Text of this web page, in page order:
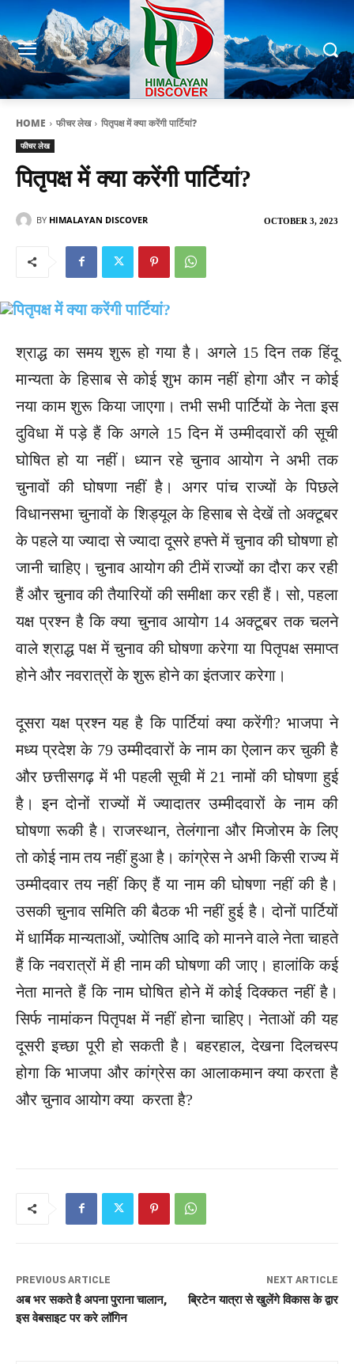
HOME फीचर लेख पितृपक्ष में क्या करेंगी पार्टियां?
फीचर लेख
पितृपक्ष में क्या करेंगी पार्टियां?
OCTOBER 3, 2023
BY HIMALAYAN DISCOVER
श्राद्ध का समय शुरू हो गया है। अगले 15 दिन तक हिंदू
मान्यता के हिसाब से कोई शुभ काम नहीं होगा और न कोई
नया काम शुरू किया जाएगा। तभी सभी पार्टियों के नेता इस
दुविधा में पड़े हैं कि अगले 15 दिन में उम्मीदवारों की सूची
घोषित हो या नहीं। ध्यान रहे चुनाव आयोग ने अभी तक
चुनावों की घोषणा नहीं है। अगर पांच राज्यों के पिछले
विधानसभा चुनावों के शिड्यूल के हिसाब से देखें तो अक्टूबर
के पहले या ज्यादा से ज्यादा दूसरे हफ्ते में चुनाव की घोषणा हो
जानी चाहिए। चुनाव आयोग की टीमें राज्यों का दौरा कर रही
हैं और चुनाव की तैयारियों की समीक्षा कर रही हैं। सो, पहला
यक्ष प्रश्न है कि क्या चुनाव आयोग 14 अक्टूबर तक चलने
वाले श्राद्ध पक्ष में चुनाव की घोषणा करेगा या पितृपक्ष समाप्त
होने और नवरात्रों के शुरू होने का इंतजार करेगा।
दूसरा यक्ष प्रश्न यह है कि पार्टियां क्या करेंगी? भाजपा ने
मध्य प्रदेश के 79 उम्मीदवारों के नाम का ऐलान कर चुकी है
और छत्तीसगढ़ में भी पहली सूची में 21 नामों की घोषणा हुई
है। इन दोनों राज्यों में ज्यादातर उम्मीदवारों के नाम की
घोषणा रूकी है। राजस्थान, तेलंगाना और मिजोरम के लिए
तो कोई नाम तय नहीं हुआ है। कांग्रेस ने अभी किसी राज्य में
उम्मीदवार तय नहीं किए हैं या नाम की घोषणा नहीं की है।
उसकी चुनाव समिति की बैठक भी नहीं हुई है। दोनों पार्टियों
में धार्मिक मान्यताओं, ज्योतिष आदि को मानने वाले नेता चाहते
हैं कि नवरात्रों में ही नाम की घोषणा की जाए। हालांकि कई
नेता मानते हैं कि नाम घोषित होने में कोई दिक्कत नहीं है।
सिर्फ नामांकन पितृपक्ष में नहीं होना चाहिए। नेताओं की यह
दूसरी इच्छा पूरी हो सकती है। बहरहाल, देखना दिलचस्प
होगा कि भाजपा और कांग्रेस का आलाकमान क्या करता है
और चुनाव आयोग क्या करता है?
PREVIOUS ARTICLE
अब भर सकते है अपना पुराना चालान,
इस वेबसाइट पर करे लॉगिन
NEXT ARTICLE
ब्रिटेन यात्रा से खुलेंगे विकास के द्वार